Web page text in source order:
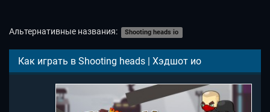
Альтернативные названия: Shooting heads io
Как играть в Shooting heads | Хэдшот ио